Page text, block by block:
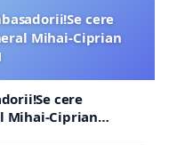
cere
Mihai-Ciprian
cere
Mihai-Ciprian